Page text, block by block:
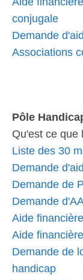
conjugale
Demande
Associations
Pôle
Qu'est ce que
Liste des 30
Demande
Demande de
Demande
Aide
Aide
Demande de
handicap